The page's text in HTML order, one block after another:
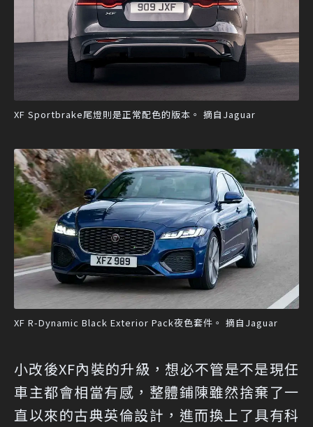
XF Sportbrake尾燈則是正常配色的版本。 摘自Jaguar
XF R-Dynamic Black Exterior Pack夜色套件。 摘自Jaguar
小改後XF內裝的升級，想必不管是不是現任
車主都會相當有感，整體鋪陳雖然捨棄了一
直以來的古典英倫設計，進而換上了具有科